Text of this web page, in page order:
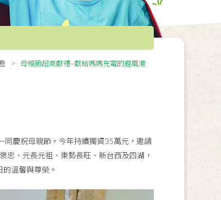
母親節超商獻禮~獻給媽媽充電的避風港
同慶祝母親節。今年持續獨資35萬元，邀請
、元長元祖、東勢長旺、新台西及四湖，
溫馨與尊榮。